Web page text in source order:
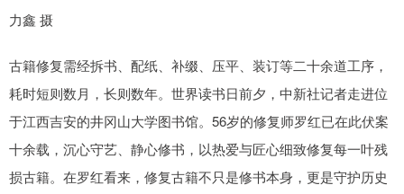
力鑫 摄
古籍修复需经拆书、配纸、补缀、压平、装订等二十余道工序，
耗时短则数月，长则数年。世界读书日前夕，中新社记者走进位
于江西吉安的井冈山大学图书馆。56岁的修复师罗红已在此伏案
十余载，沉心守艺、静心修书，以热爱与匠心细致修复每一叶残
损古籍。在罗红看来，修复古籍不只是修书本身，更是守护历史